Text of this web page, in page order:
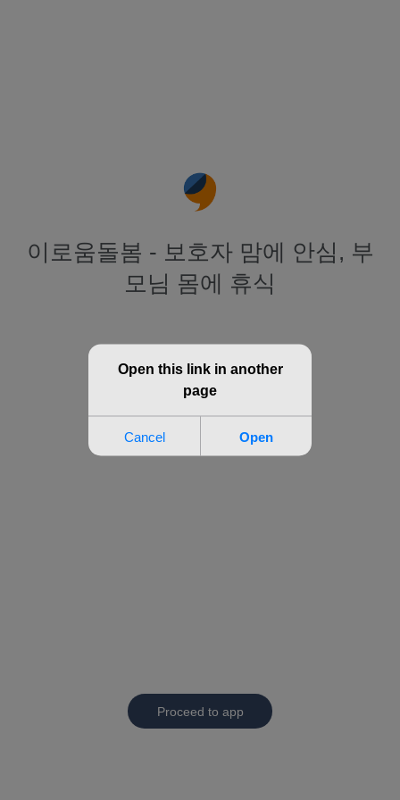
이로움돌봄 - 보호자 맘에 안심, 부
모님 몸에 휴식
Proceed to app